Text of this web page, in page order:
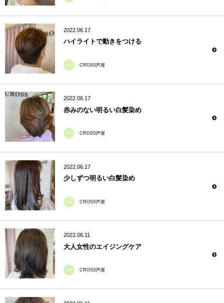
2022.06.17
ハイライトで動きをつける
CROSS芦屋
2022.06.17
赤みのない明るい白髪染め
CROSS芦屋
2022.06.17
少しずつ明るい白髪染め
CROSS芦屋
2022.06.11
大人女性のエイジングケア
CROSS芦屋